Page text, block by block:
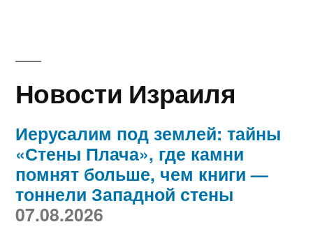
Новости Израиля
Иерусалим под землей: тайны
«Стены Плача», где камни
помнят больше, чем книги —
тоннели Западной стены
07.08.2026